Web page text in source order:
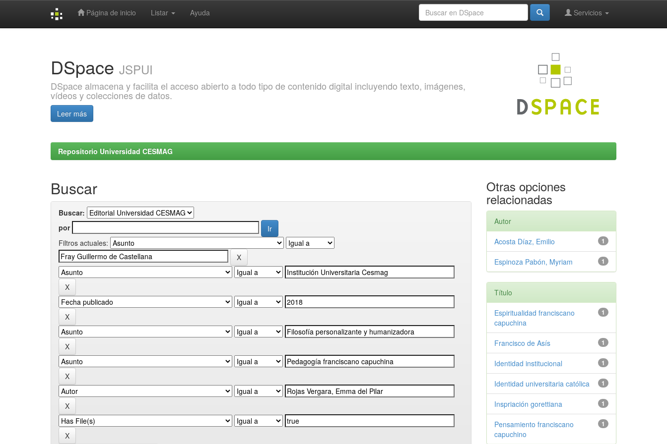
Página de inicio Listar Ayuda Servicios
DSpace JSPUI
DSpace almacena y facilita el acceso abierto a todo tipo de contenido digital incluyendo texto, imágenes,
vídeos y colecciones de datos.
Leer más
Repositorio Universidad CESMAG
Buscar
Buscar:
por
Filtros actuales:
Otras opciones
relacionadas
Autor
1
Acosta Díaz, Emilio
1
Espinoza Pabón, Myriam
Título
1
Espiritualidad franciscano
capuchina
1
Francisco de Asís
1
Identidad institucional
1
Identidad universitaria católica
1
Inspriación gorettiana
1
Pensamiento franciscano
capuchino